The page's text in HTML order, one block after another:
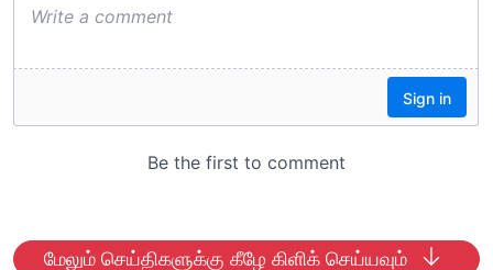
மேலும் செய்திகளுக்கு கீழே கிளிக் செய்யவும்